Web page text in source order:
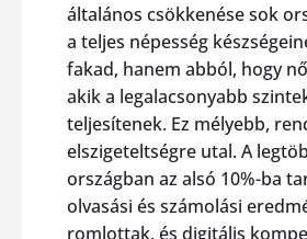
általános csökkenése sok
a teljes népesség
fakad, hanem abból, hogy
akik a legalacsonyabb
teljesítenek. Ez mélyebb,
elszigeteltségre utal. A
országban az alsó 10%-ba
olvasási és számolási
romlottak, és digitális